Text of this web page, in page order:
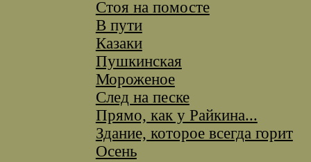
Стоя на помосте
В пути
Казаки
Пушкинская
Мороженое
След на песке
Прямо, как у Райкина...
Здание, которое всегда горит
Осень